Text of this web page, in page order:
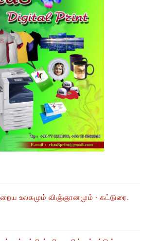
உலகமும் விஞ்ஞானமும் - கட்டுரை.